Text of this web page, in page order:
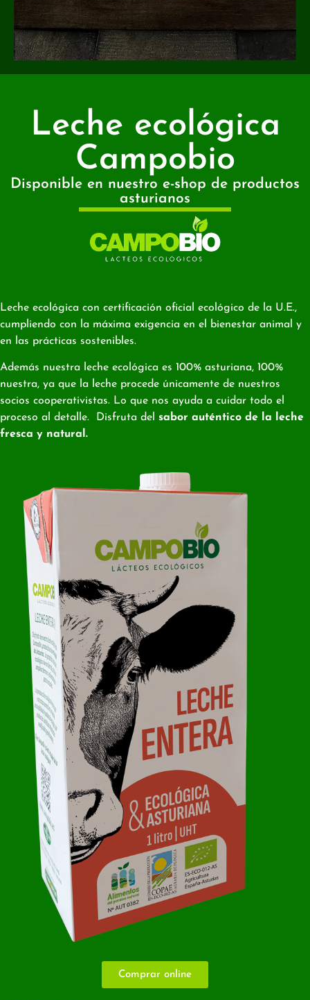
Leche ecológica
Campobio
Disponible en nuestro e-shop de productos
asturianos
Leche ecológica con certificación oficial ecológico de la U.E.,
cumpliendo con la máxima exigencia en el bienestar animal y
en las prácticas sostenibles.
Además nuestra leche ecológica es 100% asturiana, 100%
nuestra, ya que la leche procede únicamente de nuestros
socios cooperativistas. Lo que nos ayuda a cuidar todo el
proceso al detalle. Disfruta del sabor auténtico de la leche
fresca y natural.
Comprar online